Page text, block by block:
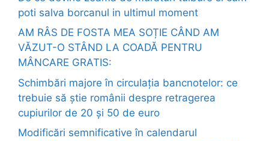
poti salva borcanul in ultimul moment
AM RÂS DE FOSTA MEA SOȚIE CÂND AM
VĂZUT-O STÂND LA COADĂ PENTRU
MÂNCARE GRATIS:
Schimbări majore în circulația bancnotelor: ce
trebuie să știe românii despre retragerea
cupiurilor de 20 și 50 de euro
Modificări semnificative în calendarul